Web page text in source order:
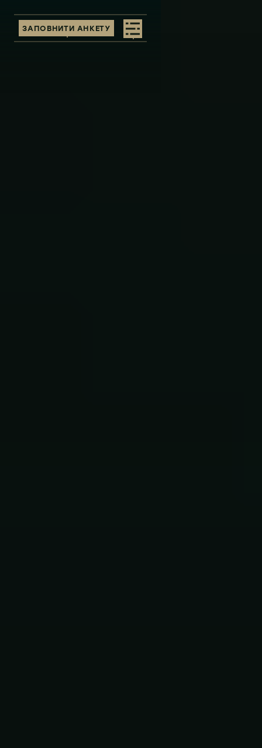
ЗАПОВНИТИ АНКЕТУ